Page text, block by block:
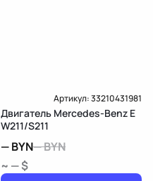
Артикул:33210431981
Двигатель Mercedes-Benz E
W211/S211
—BYN—BYN
~ — $